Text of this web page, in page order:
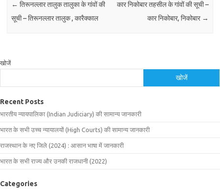
← तिरूनल्लार तालुक तालुका के गांवों की
सूची – तिरूनल्लार तालुक , कारैक्काल
कार निकोबार तहसील के गांवों की सूची –
कार निकोबार, निकोबार →
खोजें
खोजें
Recent Posts
भारतीय न्यायपालिका (Indian Judiciary) की सामान्य जानकारी
भारत के सभी उच्च न्यायालयों (High Courts) की सामान्य जानकारी
राजस्थान के नए जिले (2024) : आसान भाषा में जानकारी
भारत के सभी राज्य और उनकी राजधानी (2022)
Categories